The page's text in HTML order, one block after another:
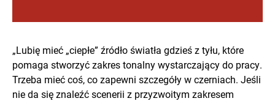
„Lubię mieć „ciepłe” źródło światła gdzieś z tyłu, które
pomaga stworzyć zakres tonalny wystarczający do pracy.
Trzeba mieć coś, co zapewni szczegóły w czerniach. Jeśli
nie da się znaleźć scenerii z przyzwoitym zakresem